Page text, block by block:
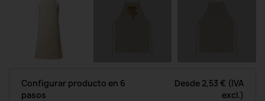
Configurar producto en 6
pasos
Desde 2,53 € (IVA
excl.)